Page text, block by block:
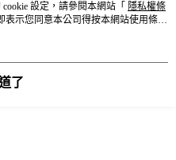
設定，請參閱本網站「 隱私權條
表示您同意本公司得按本網站使用條款
了